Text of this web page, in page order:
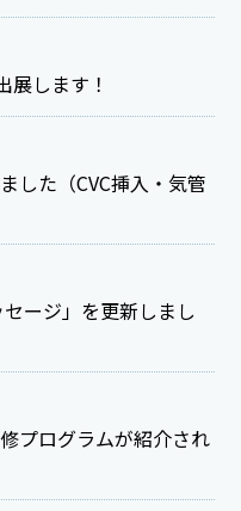
展します！
した（CVC挿入・気管
ージ」を更新しまし
プログラムが紹介され